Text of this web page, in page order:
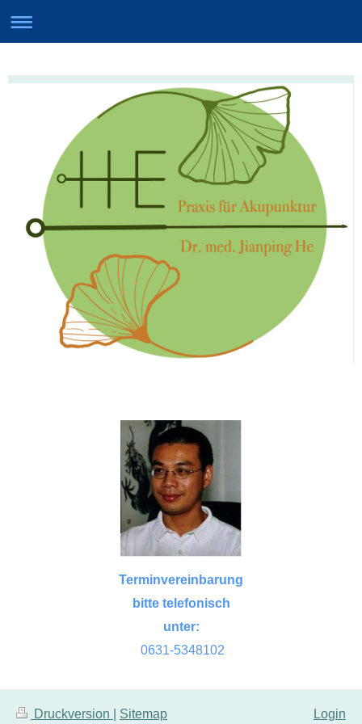
Terminvereinbarung
bitte telefonisch
unter:
0631-5348102
Druckversion Sitemap Login